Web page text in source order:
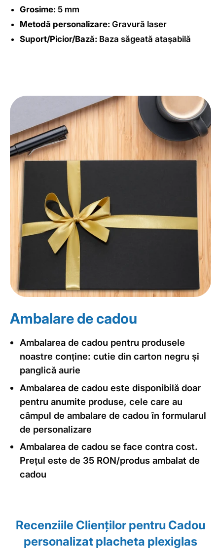
Grosime: 5 mm
Metodă personalizare: Gravură laser
Suport/Picior/Bază: Baza săgeată atașabilă
Ambalare de cadou
Ambalarea de cadou pentru produsele
noastre conține: cutie din carton negru și
panglică aurie
Ambalarea de cadou este disponibilă doar
pentru anumite produse, cele care au
câmpul de ambalare de cadou în formularul
de personalizare
Ambalarea de cadou se face contra cost.
Prețul este de 35 RON/produs ambalat de
cadou
Recenziile Clienţilor pentru Cadou
personalizat placheta plexiglas